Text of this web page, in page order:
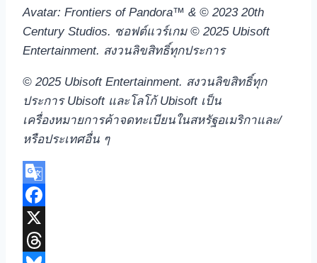
Avatar: Frontiers of Pandora™ & © 2023 20th
Century Studios. ซอฟต์แวร์เกม © 2025 Ubisoft
Entertainment. สงวนลิขสิทธิ์ทุกประการ
© 2025 Ubisoft Entertainment. สงวนลิขสิทธิ์ทุก
ประการ Ubisoft และโลโก้ Ubisoft เป็น
เครื่องหมายการค้าจดทะเบียนในสหรัฐอเมริกาและ/
หรือประเทศอื่น ๆ
Google
Translate
Facebook
X